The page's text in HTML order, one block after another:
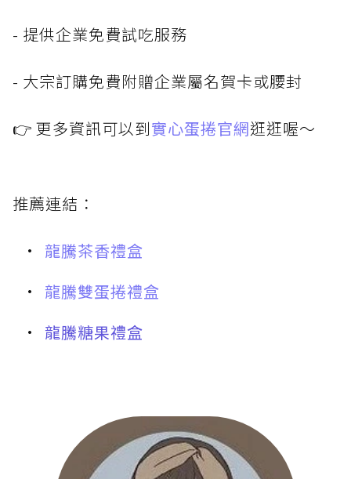
- 提供企業免費試吃服務
- 大宗訂購免費附贈企業屬名賀卡或腰封
👉 更多資訊可以到實心蛋捲官網逛逛喔～
推薦連結：
龍騰茶香禮盒
龍騰雙蛋捲禮盒
龍騰糖果禮盒